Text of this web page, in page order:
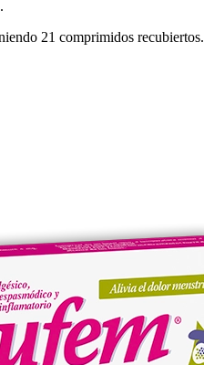
21 comprimidos recubiertos.